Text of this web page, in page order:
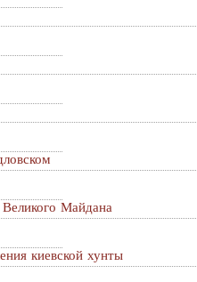
Майдана
киевской хунты